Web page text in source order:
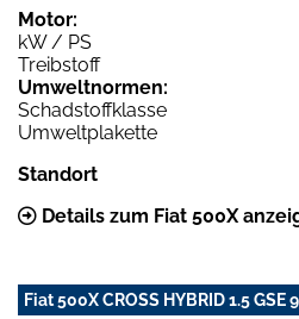
Motor:
kW / PS
Treibstoff
Umweltnormen:
Schadstoffklasse
Umweltplakette
Standort
Details zum Fiat 500X
Fiat 500X CROSS HYBRID 1.5 GSE